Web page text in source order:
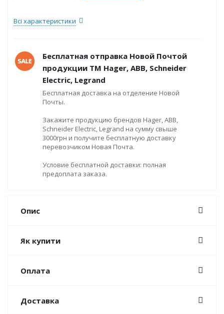
Всі характеристики
Бесплатная отправка Новой Почтой
продукции ТМ Hager, ABB, Schneider
Electric, Legrand
Бесплатная доставка на отделение Новой
Почты.
Закажите продукцию брендов Hager, ABB,
Schneider Electric, Legrand на сумму свыше
3000грн и получите бесплатную доставку
перевозчиком Новая Почта.
Условие бесплатной доставки: полная
предоплата заказа.
Опис
Як купити
Оплата
Доставка